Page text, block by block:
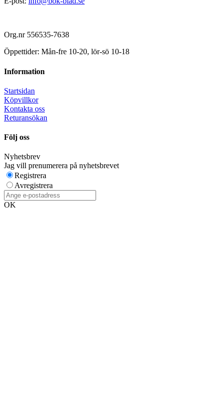
Org.nr 556535-7638
Öppettider: Mån-fre 10-20, lör-sö 10-18
Information
Startsidan
Köpvillkor
Kontakta oss
Returansökan
Följ oss
Nyhetsbrev
Jag vill prenumerera på nyhetsbrevet
Registrera
Avregistrera
OK